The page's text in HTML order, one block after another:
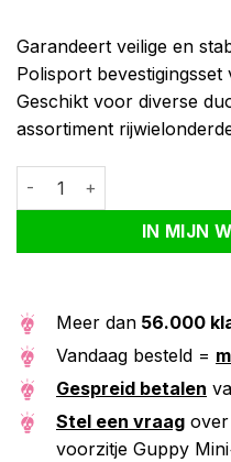
Garandeert veilige en
Polisport
Geschikt voor diverse
assortiment
Polisport bevestigingsset
IN MIJN
Alternative:
Meer dan 56.000
Vandaag besteld =
Gespreid betalen
Stel een vraag
voorzitje Guppy